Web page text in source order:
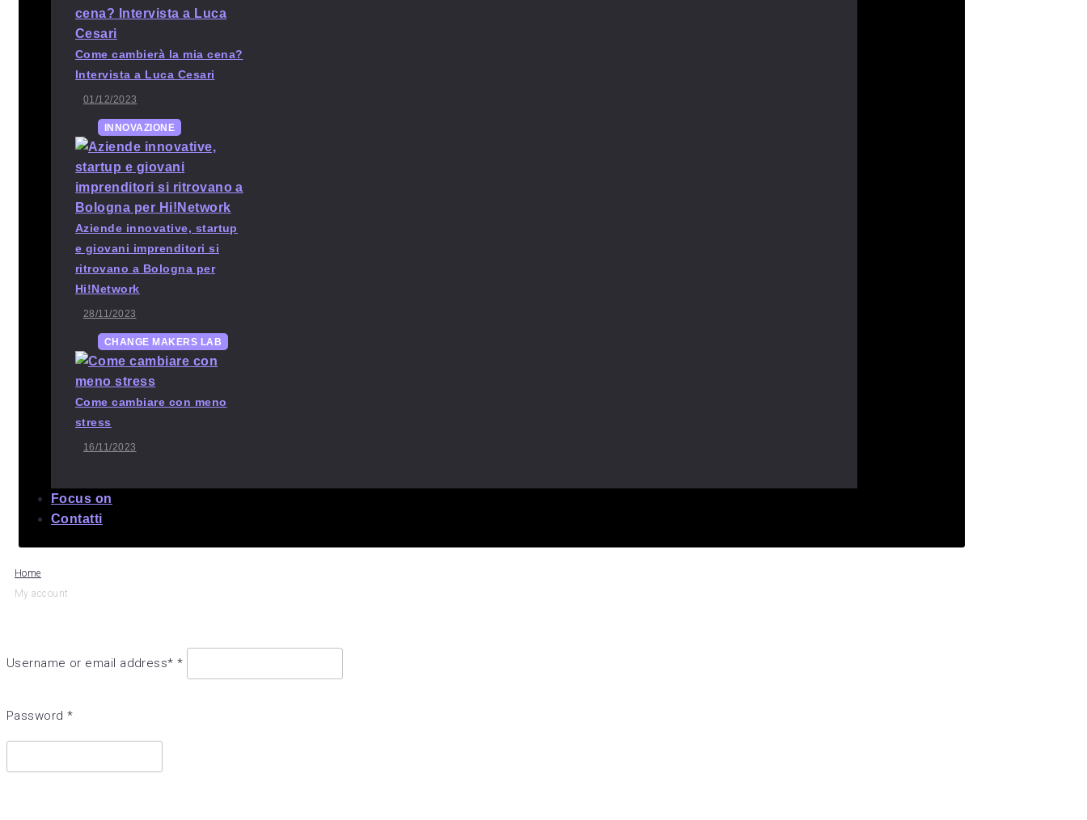
Come cambierà la mia cena?
Intervista a Luca Cesari
01/12/2023
INNOVAZIONE
Aziende innovative, startup
e giovani imprenditori si
ritrovano a Bologna per
Hi!Network
28/11/2023
CHANGE MAKERS LAB
Come cambiare con meno
stress
16/11/2023
Focus on
Contatti
Home
My account
Username or email address* *
Password *